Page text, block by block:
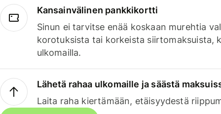
Kansainvälinen pankkikortti
Sinun ei tarvitse enää koskaan murehtia
korotuksista tai korkeista siirtomaksuista,
ulkomailla.
Lähetä rahaa ulkomaille ja säästä
Laita raha kiertämään, etäisyydestä